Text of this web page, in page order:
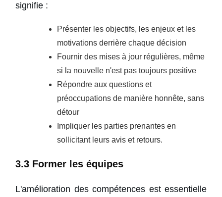
signifie :
Présenter les objectifs, les enjeux et les
motivations derrière chaque décision
Fournir des mises à jour régulières, même
si la nouvelle n'est pas toujours positive
Répondre aux questions et
préoccupations de manière honnête, sans
détour
Impliquer les parties prenantes en
sollicitant leurs avis et retours.
3.3 Former les équipes
L'amélioration des compétences est essentielle